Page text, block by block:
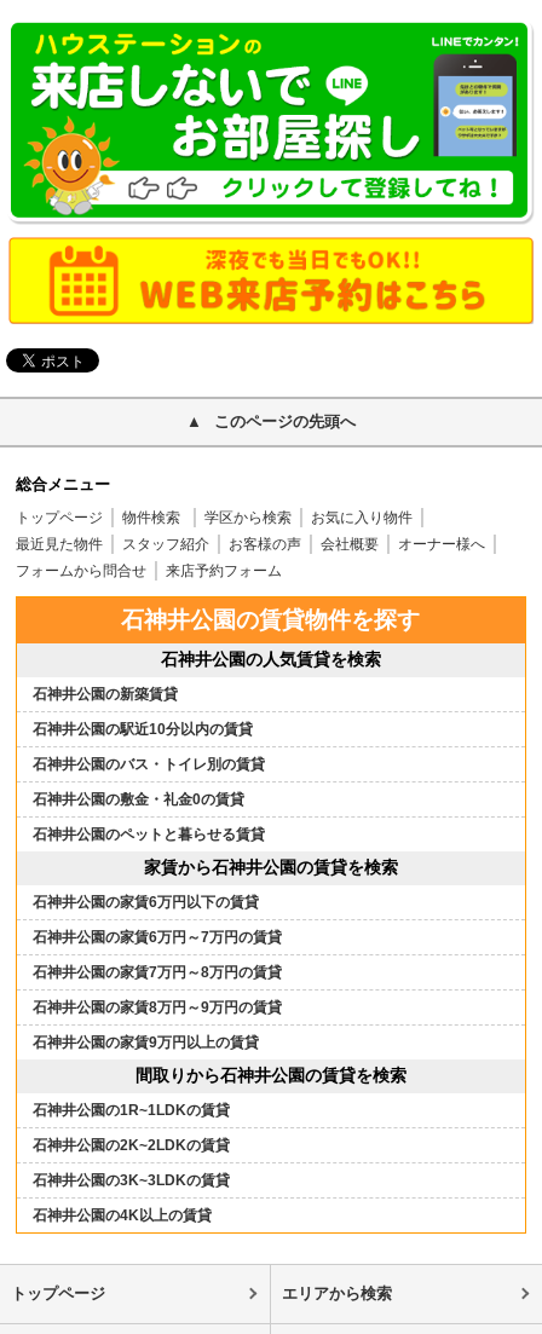
このページの先頭へ
総合メニュー
トップページ 物件検索 学区から検索
お気に入り物件
最近見た物件
スタッフ紹介 お客様の声 会社概要
オーナー様へ
フォームから問合せ
来店予約フォーム
石神井公園の賃貸物件を探す
石神井公園の人気賃貸を検索
石神井公園の新築賃貸
石神井公園の駅近10分以内の賃貸
石神井公園のバス・トイレ別の賃貸
石神井公園の敷金・礼金0の賃貸
石神井公園のペットと暮らせる賃貸
家賃から石神井公園の賃貸を検索
石神井公園の家賃6万円以下の賃貸
石神井公園の家賃6万円～7万円の賃貸
石神井公園の家賃7万円～8万円の賃貸
石神井公園の家賃8万円～9万円の賃貸
石神井公園の家賃9万円以上の賃貸
間取りから石神井公園の賃貸を検索
石神井公園の1R~1LDKの賃貸
石神井公園の2K~2LDKの賃貸
石神井公園の3K~3LDKの賃貸
石神井公園の4K以上の賃貸
トップページ エリアから検索